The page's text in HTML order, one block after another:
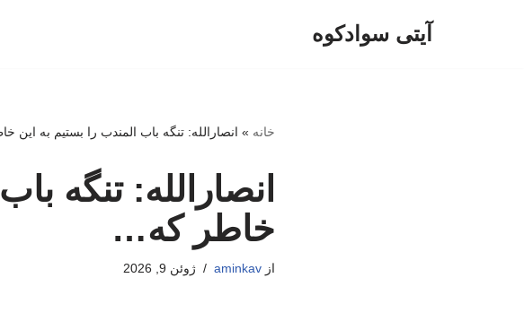
آیتی سوادکوه
خانه » انصارالله: تنگه باب المندب را بستیم به این
انصارالله: تنگه
خاطر که…
ازaminkav ژوئن 9, 2026